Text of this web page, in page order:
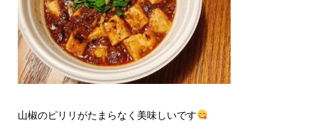
山椒のピリリがたまらなく美味しいです